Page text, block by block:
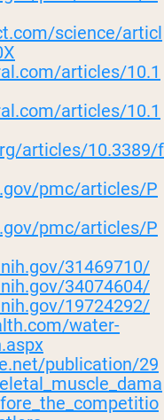
science/articl
articles/10.1
articles/10.1
articles/10.3389/f
pmc/articles/P
pmc/articles/P
31469710/
34074604/
19724292/
water-
publication/29